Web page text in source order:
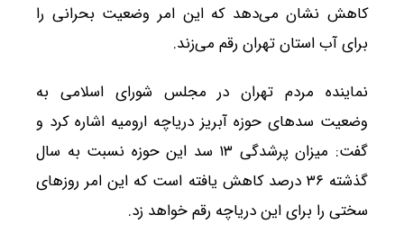
کاهش نشان می‌دهد که این امر وضعیت بحرانی را
برای آب استان تهران رقم می‌زند.
نماینده مردم تهران در مجلس شورای اسلامی به
وضعیت سدهای حوزه آبریز دریاچه ارومیه اشاره کرد و
گفت: میزان پرشدگی ۱۳ سد این حوزه نسبت به سال
گذشته ۳۶ درصد کاهش یافته است که این امر روزهای
سختی را برای این دریاچه رقم خواهد زد.